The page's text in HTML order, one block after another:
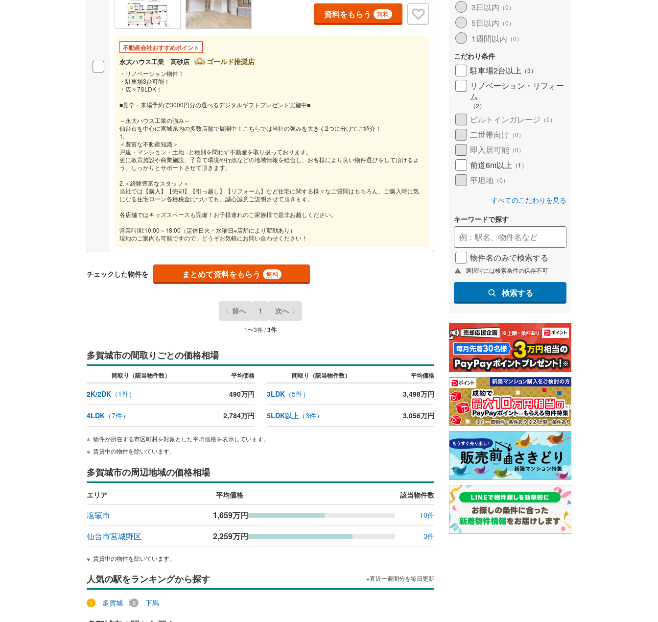
資料をもらう 無料
不動産会社おすすめポイント
永大ハウス工業 高砂店 ゴールド推奨店
・リノベーション物件！
・駐車場3台可能！
・広々7SLDK！
■見学・来場予約で3000円分の選べるデジタルギフトプレゼント実施中■
～永大ハウス工業の強み～
仙台市を中心に宮城県内の多数店舗で展開中！こちらでは当社の強みを大きく2つに分けてご紹介！
1.
＜豊富な不動産知識＞
戸建・マンション・土地...と種別を問わず不動産を取り扱っております。
更に教育施設や商業施設、子育て環境や行政などの地域情報を総合し、お客様により良い物件選びをして頂けるよ
う、しっかりとサポートさせて頂きます。
2.＜経験豊富なスタッフ＞
当社では【購入】【売却】【引っ越し】【リフォーム】など住宅に関する様々なご質問はもちろん、ご購入時に気
になる住宅ローン各種税金についても、誠心誠意ご説明させて頂きます。
各店舗ではキッズスペースも完備！お子様連れのご家族様で是非お越しください。
営業時間:10:00～18:00（定休日火・水曜日※店舗により変動あり）
現地のご案内も可能ですので、どうぞお気軽にお問い合わせください！
チェックした物件を まとめて資料をもらう 無料
前へ 1 次へ
1〜3件 /3件
多賀城市の間取りごとの価格相場
間取り（該当物件数） 平均価格 間取り（該当物件数） 平均価格
2K/2DK （1件） 490万円 3LDK（5件） 3,498万円
4LDK （7件） 2,784万円 5LDK以上（3件） 3,056万円
物件が所在する市区町村を対象とした平均価格を表示しています。
賃貸中の物件を除いています。
多賀城市の周辺地域の価格相場
エリア 平均価格 該当物件数
塩竈市 1,659万円 10件
仙台市宮城野区 2,259万円 3件
賃貸中の物件を除いています。
人気の駅をランキングから探す ※直近一週間分を毎日更新
多賀城 下馬
3日以内 （0）
5日以内 （0）
1週間以内 （0）
こだわり条件
駐車場2台以上 （3）
リノベーション・リフォー
ム
（2）
ビルトインガレージ （0）
二世帯向け （0）
即入居可能 （0）
前道6m以上 （1 ）
平坦地 （0）
すべてのこだわりを見る
キーワードで探す
物件名のみで検索する
選択時には検索条件の保存不可
検索する